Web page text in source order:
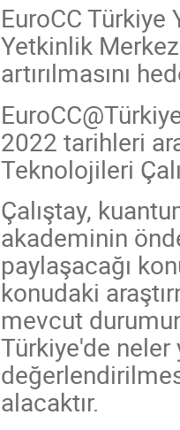
EuroCC Türkiye
Yetkinlik
artırılmasını
2022 tarihleri
Teknolojileri
Çalıştay,
akademinin
paylaşacağı
konudaki
mevcut
Türkiye'de neler
alacaktır.